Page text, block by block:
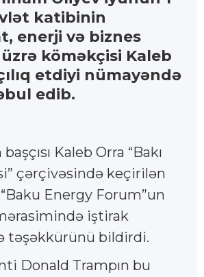
katibinin
enerji və biznes
köməkçisi Kaleb
etdiyi nümayəndə
edib.
Kaleb Orra “Bakı
çərçivəsində keçirilən
Energy Forum”un
iştirak
təşəkkürünü bildirdi.
Donald Trampın bu